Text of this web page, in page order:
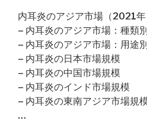
内耳炎のアジア市場（2021年
– 内耳炎のアジア市場：種類
– 内耳炎のアジア市場：用途
– 内耳炎の日本市場規模
– 内耳炎の中国市場規模
– 内耳炎のインド市場規模
– 内耳炎の東南アジア市場規
…